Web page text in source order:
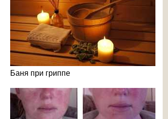
Баня при гриппе